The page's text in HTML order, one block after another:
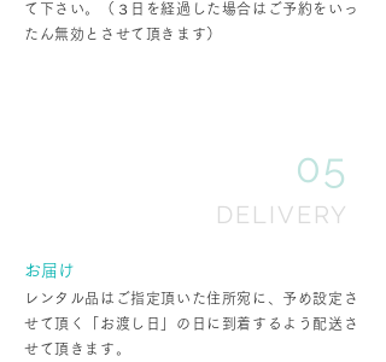
て下さい。（３日を経過した場合はご予約をいっ
たん無効とさせて頂きます）
05
DELIVERY
お届け
レンタル品はご指定頂いた住所宛に、予め設定さ
せて頂く「お渡し日」の日に到着するよう配送さ
せて頂きます。